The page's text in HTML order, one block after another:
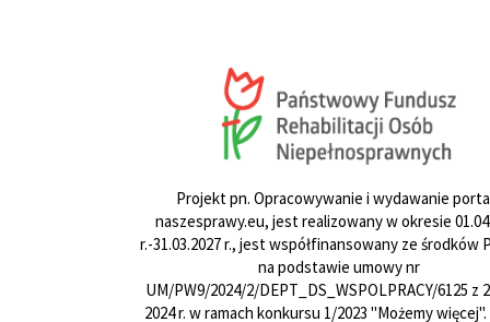
Projekt pn. Opracowywanie i wydawanie
naszesprawy.eu, jest realizowany w okresie
r.-31.03.2027 r., jest współfinansowany ze środków
na podstawie umowy nr
UM/PW9/2024/2/DEPT_DS_WSPOLPRACY/6125 z
2024 r. w ramach konkursu 1/2023 "Możemy więcej".